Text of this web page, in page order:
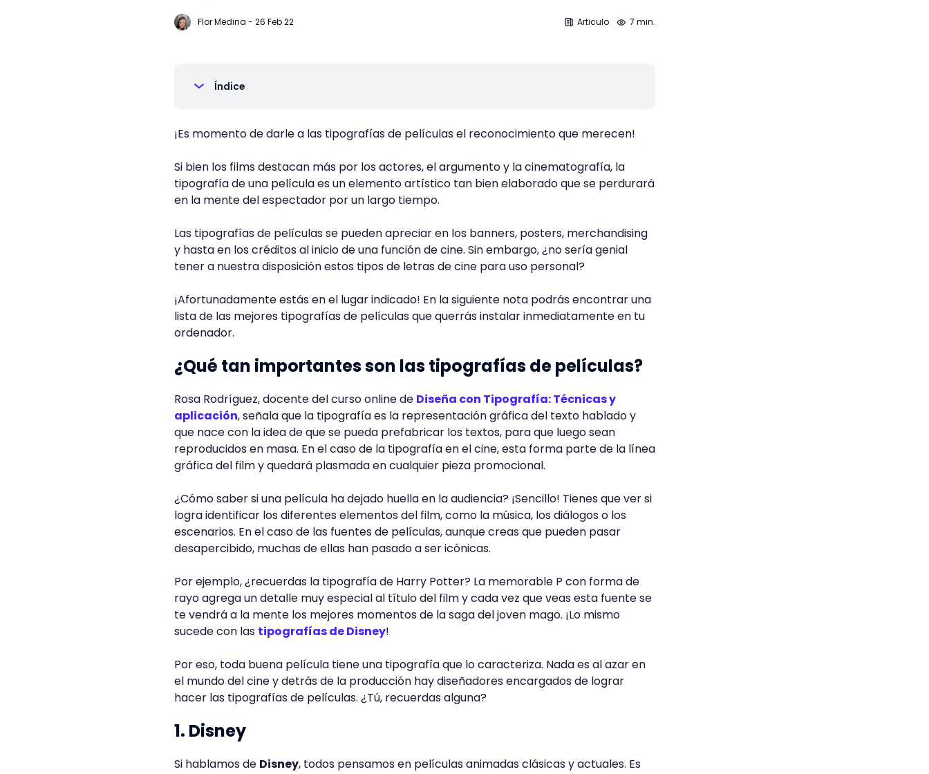
Flor Medina - 26 Feb 22 Articulo 7 min.
Índice
¡Es momento de darle a las tipografías de películas el reconocimiento que merecen!
Si bien los films destacan más por los actores, el argumento y la cinematografía, la
tipografía de una película es un elemento artístico tan bien elaborado que se perdurará
en la mente del espectador por un largo tiempo.
Las tipografías de películas se pueden apreciar en los banners, posters, merchandising
y hasta en los créditos al inicio de una función de cine. Sin embargo, ¿no sería genial
tener a nuestra disposición estos tipos de letras de cine para uso personal?
¡Afortunadamente estás en el lugar indicado! En la siguiente nota podrás encontrar una
lista de las mejores tipografías de películas que querrás instalar inmediatamente en tu
ordenador.
¿Qué tan importantes son las tipografías de películas?
Rosa Rodríguez, docente del curso online de Diseña con Tipografía: Técnicas y
aplicación, señala que la tipografía es la representación gráfica del texto hablado y
que nace con la idea de que se pueda prefabricar los textos, para que luego sean
reproducidos en masa. En el caso de la tipografía en el cine, esta forma parte de la línea
gráfica del film y quedará plasmada en cualquier pieza promocional.
¿Cómo saber si una película ha dejado huella en la audiencia? ¡Sencillo! Tienes que ver si
logra identificar los diferentes elementos del film, como la música, los diálogos o los
escenarios. En el caso de las fuentes de películas, aunque creas que pueden pasar
desapercibido, muchas de ellas han pasado a ser icónicas.
Por ejemplo, ¿recuerdas la tipografía de Harry Potter? La memorable P con forma de
rayo agrega un detalle muy especial al título del film y cada vez que veas esta fuente se
te vendrá a la mente los mejores momentos de la saga del joven mago. ¡Lo mismo
sucede con las tipografías de Disney!
Por eso, toda buena película tiene una tipografía que lo caracteriza. Nada es al azar en
el mundo del cine y detrás de la producción hay diseñadores encargados de lograr
hacer las tipografías de películas. ¿Tú, recuerdas alguna?
1. Disney
Si hablamos de Disney, todos pensamos en películas animadas clásicas y actuales. Es